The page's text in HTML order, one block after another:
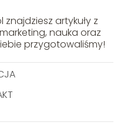
artykuły z
nauka oraz
przygotowaliśmy!